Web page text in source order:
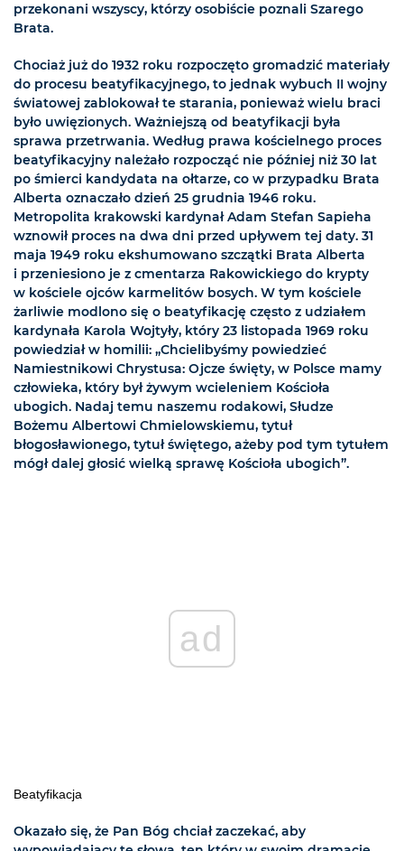
przekonani wszyscy, którzy osobiście poznali Szarego
Brata.
Chociaż już do 1932 roku rozpoczęto gromadzić materiały
do procesu beatyfikacyjnego, to jednak wybuch II wojny
światowej zablokował te starania, ponieważ wielu braci
było uwięzionych. Ważniejszą od beatyfikacji była
sprawa przetrwania. Według prawa kościelnego proces
beatyfikacyjny należało rozpocząć nie później niż 30 lat
po śmierci kandydata na ołtarze, co w przypadku Brata
Alberta oznaczało dzień 25 grudnia 1946 roku.
Metropolita krakowski kardynał Adam Stefan Sapieha
wznowił proces na dwa dni przed upływem tej daty. 31
maja 1949 roku ekshumowano szczątki Brata Alberta
i przeniesiono je z cmentarza Rakowickiego do krypty
w kościele ojców karmelitów bosych. W tym kościele
żarliwie modlono się o beatyfikację często z udziałem
kardynała Karola Wojtyły, który 23 listopada 1969 roku
powiedział w homilii: „Chcielibyśmy powiedzieć
Namiestnikowi Chrystusa: Ojcze święty, w Polsce mamy
człowieka, który był żywym wcieleniem Kościoła
ubogich. Nadaj temu naszemu rodakowi, Słudze
Bożemu Albertowi Chmielowskiemu, tytuł
błogosławionego, tytuł świętego, ażeby pod tym tytułem
mógł dalej głosić wielką sprawę Kościoła ubogich”.
ad
Beatyfikacja
Okazało się, że Pan Bóg chciał zaczekać, aby